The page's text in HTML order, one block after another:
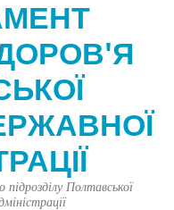
Полтавської